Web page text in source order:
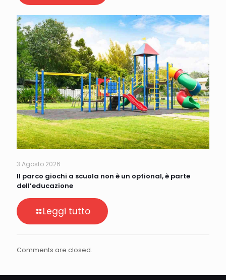
3 Agosto 2026
Il parco giochi a scuola non è un optional, è parte
dell’educazione
Leggi tutto
Comments are closed.